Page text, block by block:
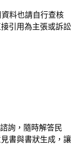
料也請自行查核
引用為主張或訴訟
詢，隨時解答民
書與書狀生成，讓